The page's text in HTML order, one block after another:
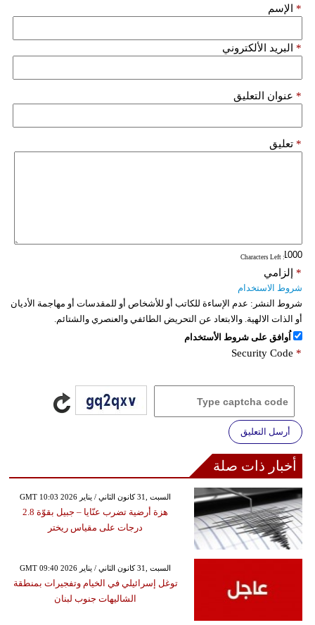
الإسم *
البريد الألكتروني *
عنوان التعليق *
تعليق *
: Characters Left
إلزامي *
شروط الاستخدام
شروط النشر: عدم الإساءة للكاتب أو للأشخاص أو للمقدسات أو مهاجمة الأديان
أو الذات الالهية. والابتعاد عن التحريض الطائفي والعنصري والشتائم.
اُوافق على شروط الأستخدام
Security Code *
أرسل التعليق
أخبار ذات صلة
GMT 10:03 2026 السبت ,31 كانون الثاني / يناير
هزة أرضية تضرب عنّايا – جبيل بقوّة 2.8
درجات على مقياس ريختر
GMT 09:40 2026 السبت ,31 كانون الثاني / يناير
توغل إسرائيلي في الخيام وتفجيرات بمنطقة
الشاليهات جنوب لبنان